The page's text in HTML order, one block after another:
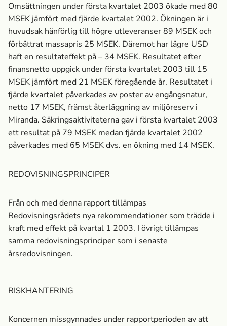
Omsättningen under första kvartalet 2003 ökade med 80
MSEK jämfört med fjärde kvartalet 2002. Ökningen är i
huvudsak hänförlig till högre utleveranser 89 MSEK och
förbättrat massa­pris 25 MSEK. Däremot har lägre USD
haft en resultateffekt på – 34 MSEK. Resultatet efter
finansnetto uppgick under första kvartalet 2003 till 15
MSEK jämfört med 21 MSEK föregående år. Resultatet i
fjärde kvartalet påverkades av poster av engångsnatur,
netto 17 MSEK, främst återläggning av miljöreserv i
Miranda. Säkringsaktiviteterna gav i första kvartalet 2003
ett resultat på 79 MSEK medan fjärde kvartalet 2002
påverkades med 65 MSEK dvs. en ökning med 14 MSEK.
REDOVISNINGSPRINCIPER
Från och med denna rapport tillämpas
Redovisningsrådets nya rekommendationer som trädde i
kraft med effekt på kvartal 1 2003. I övrigt tillämpas
samma redovisningsprinciper som i senaste
årsredovisningen.
RISKHANTERING
Koncernen missgynnades under rapportperioden av att